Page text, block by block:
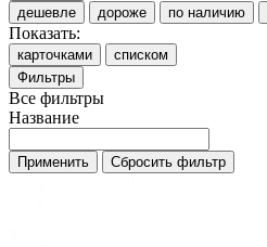
дешевле
дороже по наличию
Показать:
карточками
списком
Фильтры
Все фильтры
Название
Применить Сбросить фильтр